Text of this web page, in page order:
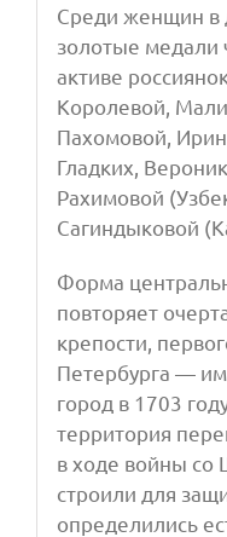
Среди женщин в
золотые медали
активе
Королевой,
Пахомовой,
Гладких,
Рахимовой
Сагиндыковой
Форма
повторяет
крепости,
Петербурга —
город в 1703
территория
в ходе войны со
строили для
определились